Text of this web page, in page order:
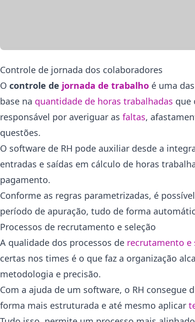
Controle de jornada dos colaboradores
O controle de jornada de trabalho é uma
base na quantidade de horas trabalhadas que
responsável por averiguar as faltas,
questões.
O software de RH pode auxiliar desde a
entradas e saídas em cálculo de horas
pagamento.
Conforme as regras parametrizadas, é
período de apuração, tudo de forma
Processos de recrutamento e seleção
A qualidade dos processos de recrutamento e
certas nos times é o que faz a organização
metodologia e precisão.
Com a ajuda de um software, o RH consegue
forma mais estruturada e até mesmo aplicar